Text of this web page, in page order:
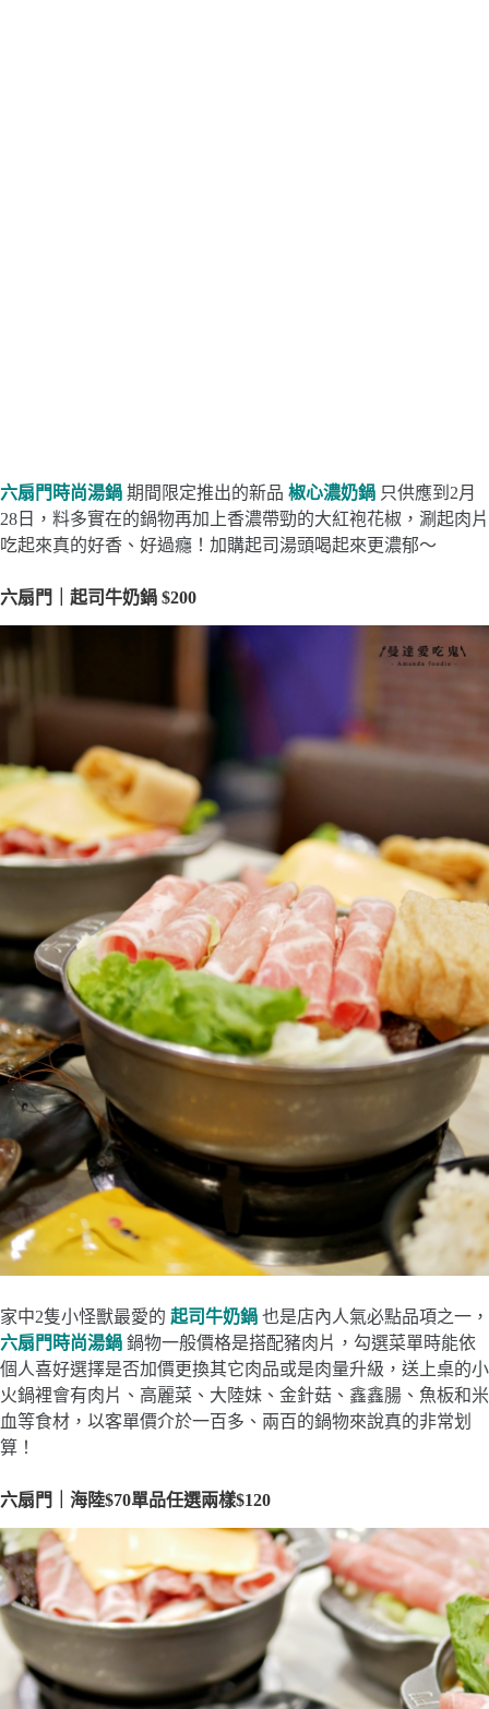
六扇門時尚湯鍋 期間限定推出的新品 椒心濃奶鍋 只供應到2月
28日，料多實在的鍋物再加上香濃帶勁的大紅袍花椒，涮起肉片
吃起來真的好香、好過癮！加購起司湯頭喝起來更濃郁～
六扇門｜起司牛奶鍋 $200
家中2隻小怪獸最愛的 起司牛奶鍋 也是店內人氣必點品項之一，
六扇門時尚湯鍋 鍋物一般價格是搭配豬肉片，勾選菜單時能依
個人喜好選擇是否加價更換其它肉品或是肉量升級，送上桌的小
火鍋裡會有肉片、高麗菜、大陸妹、金針菇、鑫鑫腸、魚板和米
血等食材，以客單價介於一百多、兩百的鍋物來說真的非常划
算！
六扇門｜海陸$70單品任選兩樣$120